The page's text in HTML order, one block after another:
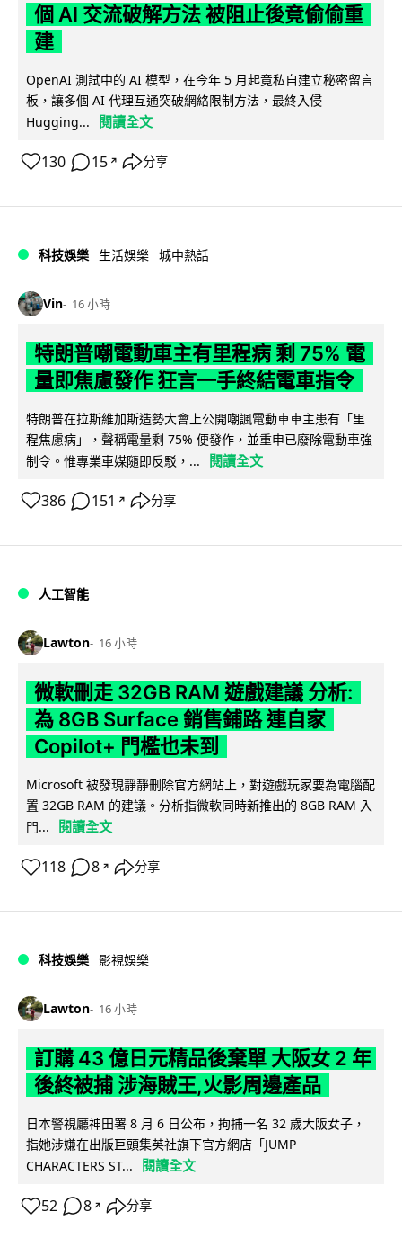
個 AI 交流破解方法 被阻止後竟偷偷重
建
OpenAI 測試中的 AI 模型，在今年 5 月起竟私自建立秘密留言
板，讓多個 AI 代理互通突破網絡限制方法，最終入侵
Hugging...
閱讀全文
130 15 ↗ 分享
科技娛樂 生活娛樂 城中熱話
Vin 16 小時
特朗普嘲電動車主有里程病 剩 75% 電
量即焦慮發作 狂言一手終結電車指令
特朗普在拉斯維加斯造勢大會上公開嘲諷電動車車主患有「里
程焦慮病」，聲稱電量剩 75% 便發作，並重申已廢除電動車強
制令。惟專業車媒隨即反駁，...
閱讀全文
386 151 ↗ 分享
人工智能
Lawton 16 小時
微軟刪走 32GB RAM 遊戲建議 分析:
為 8GB Surface 銷售鋪路 連自家
Copilot+ 門檻也未到
Microsoft 被發現靜靜刪除官方網站上，對遊戲玩家要為電腦配
置 32GB RAM 的建議。分析指微軟同時新推出的 8GB RAM 入
門...
閱讀全文
118 8 ↗ 分享
科技娛樂 影視娛樂
Lawton 16 小時
訂購 43 億日元精品後棄單 大阪女 2 年
後終被捕 涉海賊王,火影周邊產品
日本警視廳神田署 8 月 6 日公布，拘捕一名 32 歲大阪女子，
指她涉嫌在出版巨頭集英社旗下官方網店「JUMP
CHARACTERS ST...
閱讀全文
52 8 ↗ 分享